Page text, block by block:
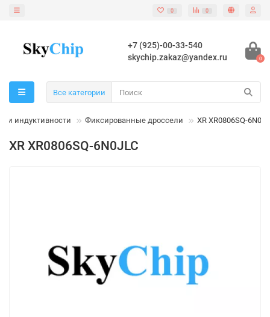
0 0
+7 (925)-00-33-540
skychip.zakaz@yandex.ru
0
Все категории
индуктивности Фиксированные дроссели XR XR0806SQ-
XR XR0806SQ-6N0JLC